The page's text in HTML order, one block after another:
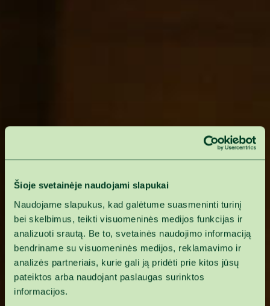
Šioje svetainėje naudojami slapukai
Naudojame slapukus, kad galėtume suasmeninti turinį
bei skelbimus, teikti visuomeninės medijos funkcijas ir
analizuoti srautą. Be to, svetainės naudojimo informaciją
bendriname su visuomeninės medijos, reklamavimo ir
analizės partneriais, kurie gali ją pridėti prie kitos jūsų
pateiktos arba naudojant paslaugas surinktos
informacijos.